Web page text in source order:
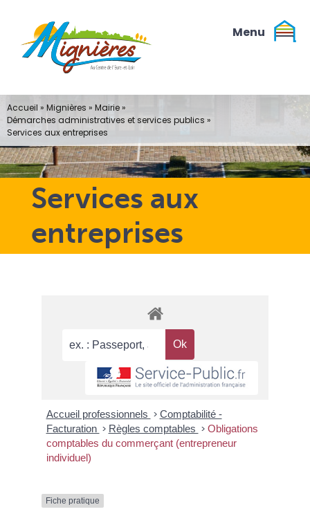
contenu
Services aux
entreprises
Accueil » Mignières » Mairie»
Démarches administratives et services publics »
Services aux entreprises
Accueil professionnels > Comptabilité -
Facturation > Règles comptables > Obligations
comptables du commerçant (entrepreneur
individuel)
Fiche pratique